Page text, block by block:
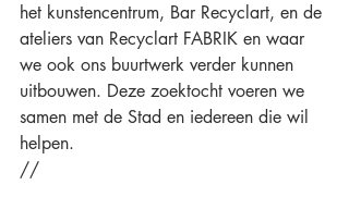
het kunstencentrum, Bar Recyclart, en de
ateliers van Recyclart FABRIK en waar
we ook ons buurtwerk verder kunnen
uitbouwen. Deze zoektocht voeren we
samen met de Stad en iedereen die wil
helpen.
//